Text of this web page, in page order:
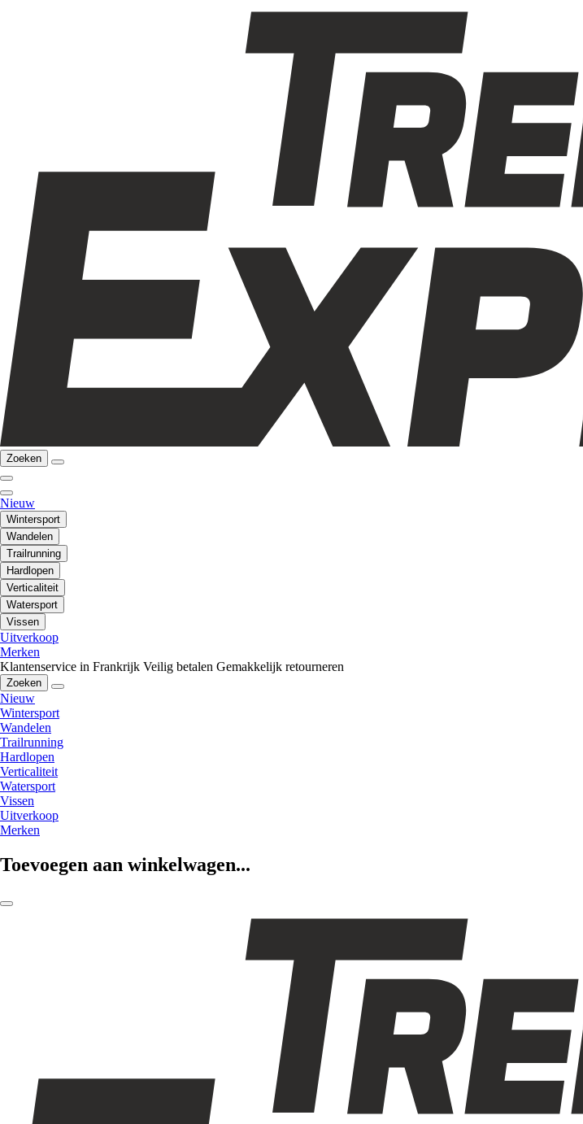
Zoeken
Nieuw
Wintersport
Wandelen
Trailrunning
Hardlopen
Verticaliteit
Watersport
Vissen
Uitverkoop
Merken
Klantenservice in Frankrijk Veilig betalen Gemakkelijk retourneren
Zoeken
Nieuw
Wintersport
Wandelen
Trailrunning
Hardlopen
Verticaliteit
Watersport
Vissen
Uitverkoop
Merken
Toevoegen aan winkelwagen...